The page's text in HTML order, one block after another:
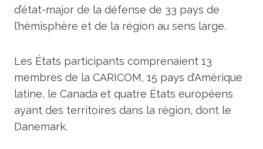
d’état-major de la défense de 33 pays de
l’hémisphère et de la région au sens large.
Les États participants comprenaient 13
membres de la CARICOM, 15 pays d’Amérique
latine, le Canada et quatre États européens
ayant des territoires dans la région, dont le
Danemark.